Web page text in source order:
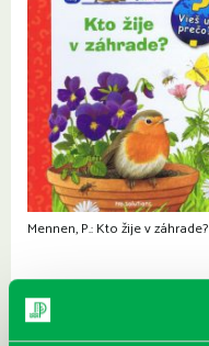
Mennen, P.: Kto žije v záhrade?